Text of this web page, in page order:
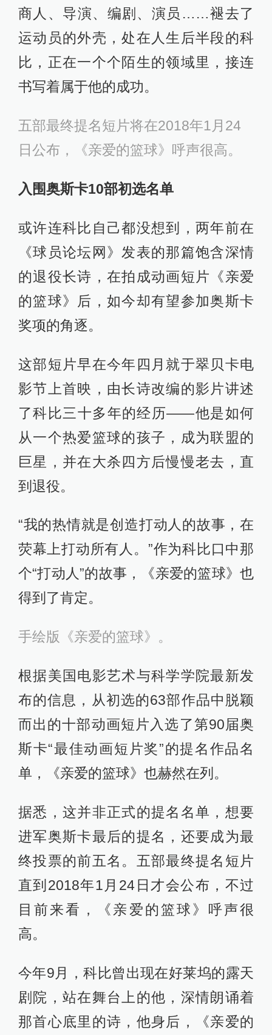
商人、导演、编剧、演员……褪去了
运动员的外壳，处在人生后半段的科
比，正在一个个陌生的领域里，接连
书写着属于他的成功。
五部最终提名短片将在2018年1月24
日公布，《亲爱的篮球》呼声很高。
入围奥斯卡10部初选名单
或许连科比自己都没想到，两年前在
《球员论坛网》发表的那篇饱含深情
的退役长诗，在拍成动画短片《亲爱
的篮球》后，如今却有望参加奥斯卡
奖项的角逐。
这部短片早在今年四月就于翠贝卡电
影节上首映，由长诗改编的影片讲述
了科比三十多年的经历——他是如何
从一个热爱篮球的孩子，成为联盟的
巨星，并在大杀四方后慢慢老去，直
到退役。
“我的热情就是创造打动人的故事，在
荧幕上打动所有人。”作为科比口中那
个“打动人”的故事，《亲爱的篮球》也
得到了肯定。
手绘版《亲爱的篮球》。
根据美国电影艺术与科学学院最新发
布的信息，从初选的63部作品中脱颖
而出的十部动画短片入选了第90届奥
斯卡“最佳动画短片奖”的提名作品名
单，《亲爱的篮球》也赫然在列。
据悉，这并非正式的提名名单，想要
进军奥斯卡最后的提名，还要成为最
终投票的前五名。五部最终提名短片
直到2018年1月24日才会公布，不过
目前来看，《亲爱的篮球》呼声很
高。
今年9月，科比曾出现在好莱坞的露天
剧院，站在舞台上的他，深情朗诵着
那首心底里的诗，他身后，《亲爱的